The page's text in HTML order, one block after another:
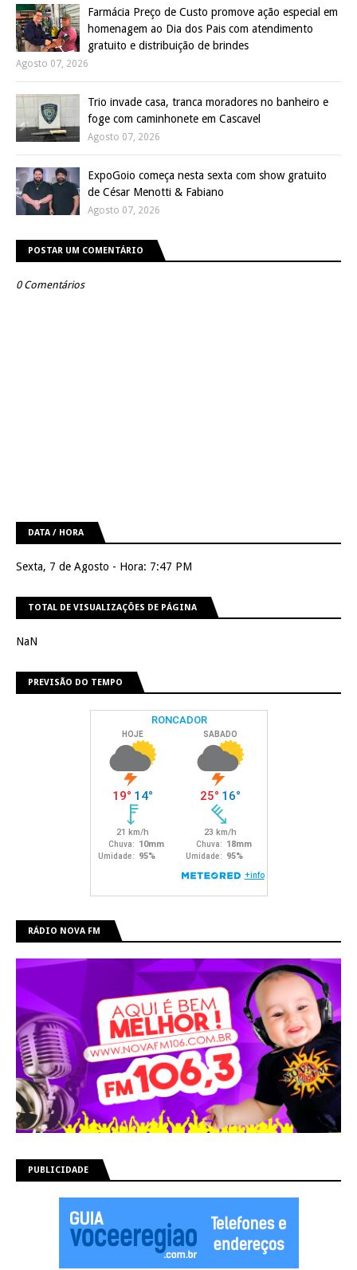
Farmácia Preço de Custo promove ação especial em
homenagem ao Dia dos Pais com atendimento
gratuito e distribuição de brindes
Agosto 07, 2026
Trio invade casa, tranca moradores no banheiro e
foge com caminhonete em Cascavel
Agosto 07, 2026
ExpoGoio começa nesta sexta com show gratuito
de César Menotti & Fabiano
Agosto 07, 2026
POSTAR UM COMENTÁRIO
0 Comentários
DATA / HORA
Sexta, 7 de Agosto - Hora: 7:47 PM
TOTAL DE VISUALIZAÇÕES DE PÁGINA
NaN
PREVISÃO DO TEMPO
RÁDIO NOVA FM
PUBLICIDADE